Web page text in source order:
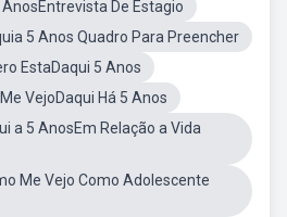
De Estagio
5 Anos Quadro Para Preencher
EstaDaqui 5 Anos
VejoDaqui Há 5 Anos
a 5 AnosEm Relação a Vida
Me Vejo Como Adolescente